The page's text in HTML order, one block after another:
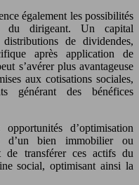
également les possibilités
du dirigeant. Un capital
de dividendes,
après application de
s’avérer plus avantageuse
aux cotisations sociales,
générant des bénéfices
d’optimisation
d’un bien immobilier ou
de transférer ces actifs du
social, optimisant ainsi la